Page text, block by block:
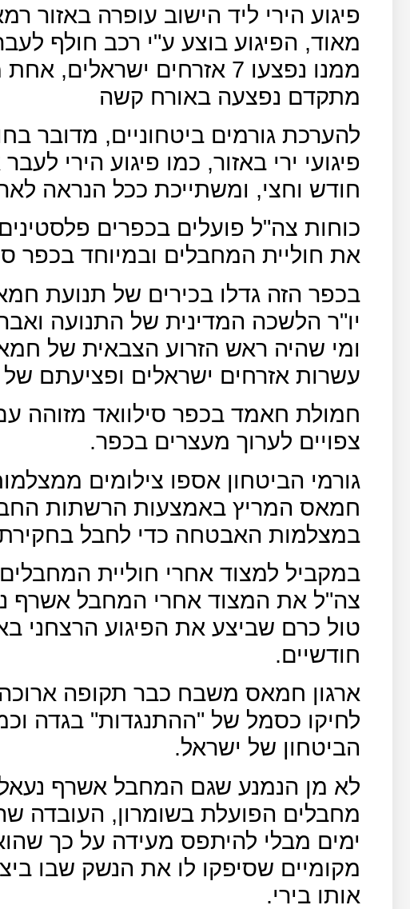
פיגוע הירי ליד הישוב עופרה באזור
מאוד, הפיגוע בוצע ע"י רכב חולף
ממנו נפצעו 7 אזרחים
מתקדם נפצעה באורח קשה
להערכת גורמים ביטחוניים, מדובר
פיגועי ירי באזור, כמו פיגוע הירי
חודש וחצי, ומשתייכת ככל הנראה
כוחות צה"ל פועלים בכפרים
את חוליית המחבלים ובמיוחד בכפר
בכפר הזה גדלו בכירים של תנועת
יו"ר הלשכה המדינית של התנועה
ומי שהיה ראש הזרוע הצבאית של
עשרות אזרחים ישראלים ופציעתם
חמולת חאמד בכפר סילוואד מזוהה
צפויים לערוך מעצרים בכפר.
גורמי הביטחון אספו צילומים
חמאס המריץ באמצעות הרשתות
במצלמות האבטחה כדי לחבל בחקירת
במקביל למצוד אחרי חוליית
צה"ל את המצוד אחרי המחבל אשרף
טול כרם שביצע את הפיגוע הרצחני
חודשיים.
ארגון חמאס משבח כבר תקופה
לחיקו כסמל של "ההתנגדות" בגדה
הביטחון של ישראל.
לא מן הנמנע שגם המחבל אשרף
ימים מבלי להיתפס מעידה על כך
מקומיים שסיפקו לו את הנשק שבו
אותו בירי.